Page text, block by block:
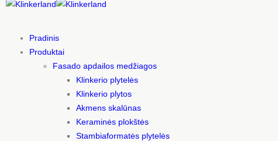
Pradinis
Produktai
Fasado apdailos medžiagos
Klinkerio plytelės
Klinkerio plytos
Akmens skalūnas
Keraminės plokštės
Stambiaformatės plytelės